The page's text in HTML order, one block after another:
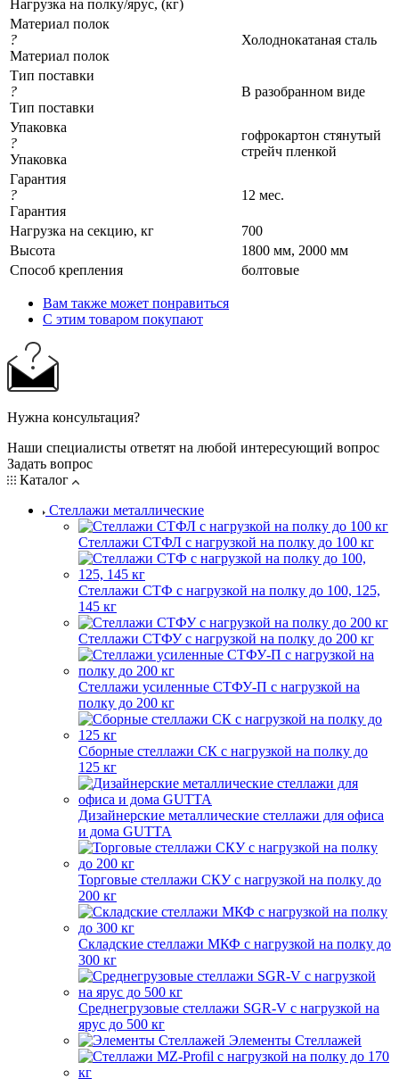
Нагрузка на полку/ярус, (кг)
Материал полок
?
Материал полок
Холоднокатаная сталь
Тип поставки
?
Тип поставки
В разобранном виде
Упаковка
?
Упаковка
гофрокартон стянутый
стрейч пленкой
Гарантия
?
Гарантия
12 мес.
Нагрузка на секцию, кг
700
Высота
1800 мм, 2000 мм
Cпособ крепления
болтовые
Вам также может понравиться
С этим товаром покупают
Нужна консультация?
Наши специалисты ответят на любой интересующий вопрос
Задать вопрос
Каталог
Стеллажи металлические
Стеллажи СТФЛ с нагрузкой на полку до 100 кг
Стеллажи СТФ с нагрузкой на полку до 100, 125,
145 кг
Стеллажи СТФУ с нагрузкой на полку до 200 кг
Стеллажи усиленные СТФУ-П с нагрузкой на
полку до 200 кг
Сборные стеллажи СК с нагрузкой на полку до
125 кг
Дизайнерские металлические стеллажи для офиса
и дома GUTTA
Торговые стеллажи СКУ с нагрузкой на полку до
200 кг
Складские стеллажи МКФ с нагрузкой на полку до
300 кг
Среднегрузовые стеллажи SGR-V с нагрузкой на
ярус до 500 кг
Элементы Стеллажей